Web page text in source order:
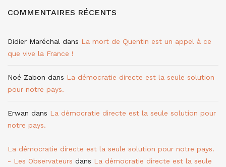
COMMENTAIRES RÉCENTS
Didier Maréchal dans La mort de Quentin est un appel à ce
que vive la France !
Noé Zabon dans La démocratie directe est la seule solution
pour notre pays.
Erwan dans La démocratie directe est la seule solution pour
notre pays.
La démocratie directe est la seule solution pour notre pays.
- Les Observateurs dans La démocratie directe est la seule